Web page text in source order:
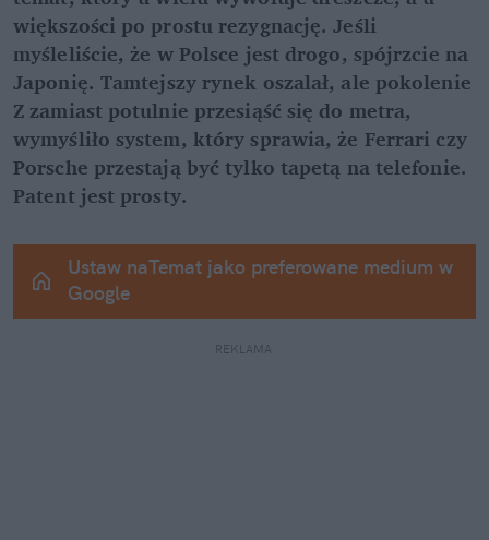
większości po prostu rezygnację. Jeśli
myśleliście, że w Polsce jest drogo, spójrzcie na
Japonię. Tamtejszy rynek oszalał, ale pokolenie
Z zamiast potulnie przesiąść się do metra,
wymyśliło system, który sprawia, że Ferrari czy
Porsche przestają być tylko tapetą na telefonie.
Patent jest prosty.
Ustaw naTemat jako preferowane medium w
Google
REKLAMA